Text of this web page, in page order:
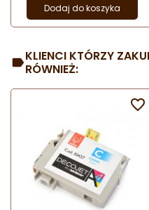
Dodaj do koszyka
KLIENCI KTÓRZY
RÓWNIEŻ:
